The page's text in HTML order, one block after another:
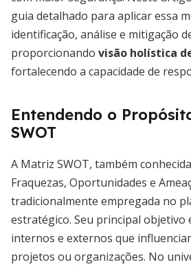
guia detalhado para aplicar essa
identificação, análise e mitigação
proporcionando visão holística
fortalecendo a capacidade de
Entendendo o
SWOT
A Matriz SWOT, também
Fraquezas, Oportunidades e
tradicionalmente empregada no
estratégico. Seu principal objetivo
internos e externos que
projetos ou organizações. No